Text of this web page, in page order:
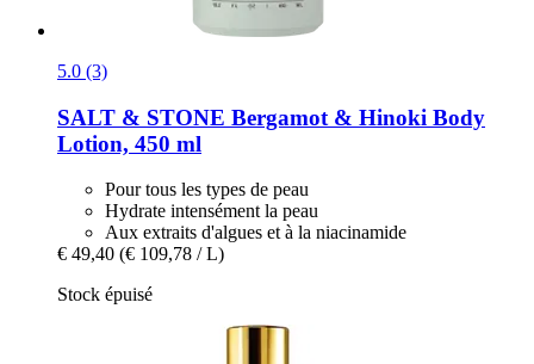
5.0 (3)
SALT & STONE Bergamot & Hinoki Body
Lotion, 450 ml
Pour tous les types de peau
Hydrate intensément la peau
Aux extraits d'algues et à la niacinamide
€ 49,40 (€ 109,78 / L)
Stock épuisé